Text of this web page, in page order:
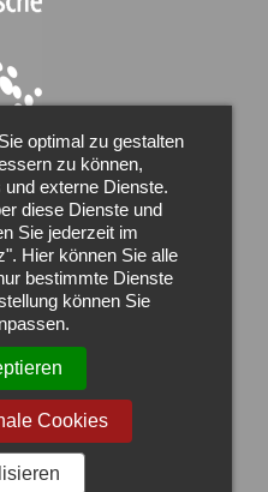
optimal zu gestalten
zu können,
externe Dienste.
diese Dienste und
Sie jederzeit im
Hier können Sie alle
bestimmte Dienste
können Sie
Cookies